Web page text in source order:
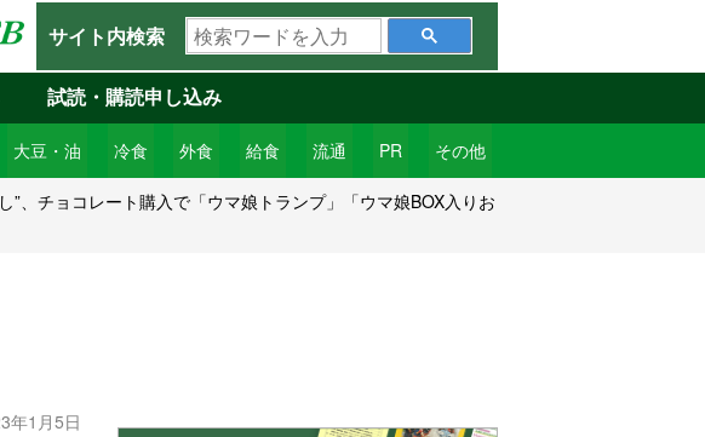
サイト内検索
検
索
ワ
ー
ド
を
入
大豆・油 冷食 外食 給食 流通 PR その他
試読・購読申し込み
”、チョコレート購入で「ウマ娘トランプ」「ウマ娘BOX入りお
年1月5日